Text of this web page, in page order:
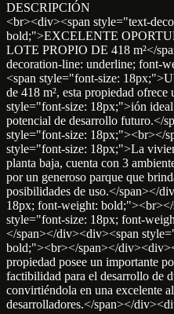
DESCRIPCIÓN
<br><div><span style="text-
bold;">EXCELENTE
LOTE PROPIO DE 418 m²</
decoration-line: underline; font-
<span style="font-size:
de 418 m², esta propiedad
style="font-size: 18px;">ión
potencial de desarrollo futuro.</
style="font-size: 18px;"><br></
style="font-size: 18px;">La
planta baja, cuenta con 3
por un generoso parque que
posibilidades de uso.</span></
18px; font-weight:
style="font-size: 18px; font-
</span></div><div><span
bold;"><br></span></
propiedad posee un importante
factibilidad para el desarrollo de
convirtiéndola en una excelente
desarrolladores.</span></